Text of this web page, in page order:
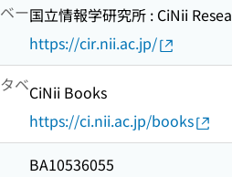
ー国立情報学研究所 : CiNii
https://cir.nii.ac.jp/
ベCiNii Books
https://ci.nii.ac.jp/books
BA10536055